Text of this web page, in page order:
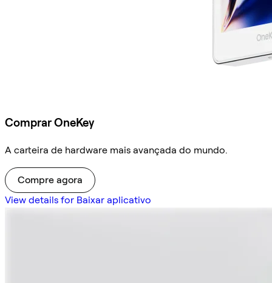
Comprar OneKey
A carteira de hardware mais avançada do mundo.
Compre agora
View details for Baixar aplicativo